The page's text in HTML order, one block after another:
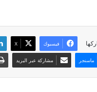
فيسبوك X
ماسنجر مشاركة عبر البريد